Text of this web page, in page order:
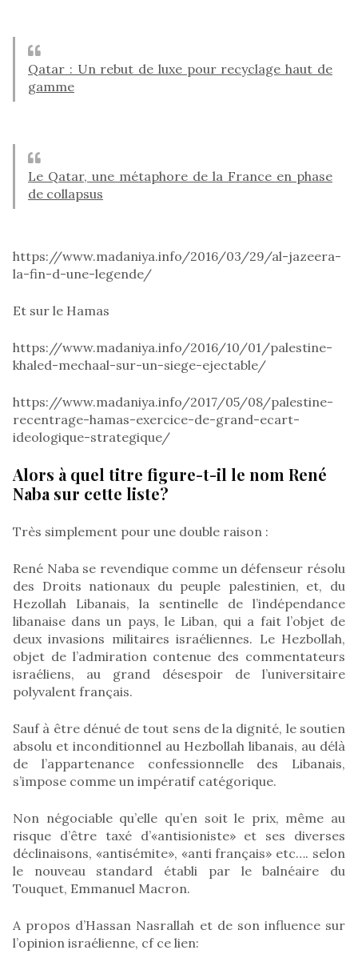
Qatar : Un rebut de luxe pour recyclage haut de
gamme
Le Qatar, une métaphore de la France en phase
de collapsus
https://www.madaniya.info/2016/03/29/al-jazeera-
la-fin-d-une-legende/
Et sur le Hamas
https://www.madaniya.info/2016/10/01/palestine-
khaled-mechaal-sur-un-siege-ejectable/
https://www.madaniya.info/2017/05/08/palestine-
recentrage-hamas-exercice-de-grand-ecart-
ideologique-strategique/
Alors à quel titre figure-t-il le nom René
Naba sur cette liste?
Très simplement pour une double raison :
René Naba se revendique comme un défenseur résolu
des Droits nationaux du peuple palestinien, et, du
Hezollah Libanais, la sentinelle de l’indépendance
libanaise dans un pays, le Liban, qui a fait l’objet de
deux invasions militaires israéliennes. Le Hezbollah,
objet de l’admiration contenue des commentateurs
israéliens, au grand désespoir de l’universitaire
polyvalent français.
Sauf à être dénué de tout sens de la dignité, le soutien
absolu et inconditionnel au Hezbollah libanais, au délà
de l’appartenance confessionnelle des Libanais,
s’impose comme un impératif catégorique.
Non négociable qu’elle qu’en soit le prix, même au
risque d’être taxé d’«antisioniste» et ses diverses
déclinaisons, «antisémite», «anti français» etc…. selon
le nouveau standard établi par le balnéaire du
Touquet, Emmanuel Macron.
A propos d’Hassan Nasrallah et de son influence sur
l’opinion israélienne, cf ce lien: